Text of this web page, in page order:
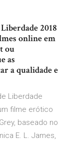
2018
online em
ou
as
a qualidade e
Liberdade
filme erótico
baseado no
E. L. James,